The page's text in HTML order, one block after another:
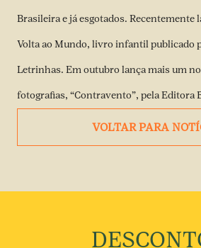
Brasileira e já esgotados. Recentemente
Volta ao Mundo, livro infantil publicado
Letrinhas. Em outubro lança mais um
fotografias, “Contravento”, pela Editora
VOLTAR PARA